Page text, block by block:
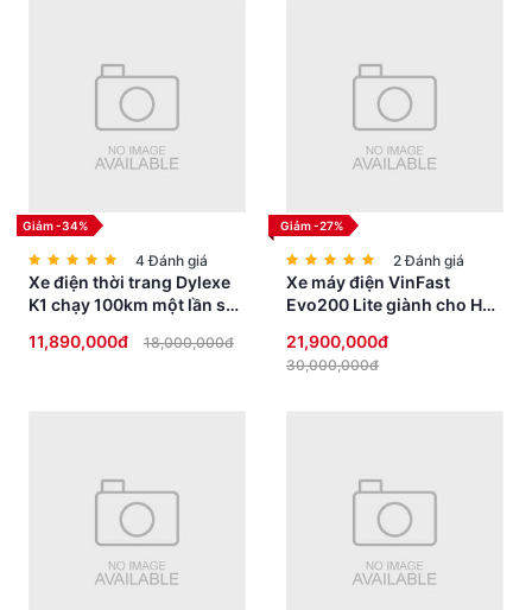
Giảm -34%
4 Đánh giá
Xe điện thời trang Dylexe
K1 chạy 100km một lần sạc
11,890,000đ 18,000,000đ
Giảm -27%
2 Đánh giá
Xe máy điện VinFast
Evo200 Lite giành cho Học
21,900,000đ
30,000,000đ